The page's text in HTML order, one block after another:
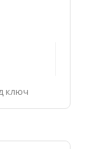
ключ